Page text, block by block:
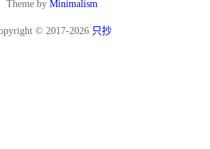
Theme by Minimalism
© 2017-2026 只抄